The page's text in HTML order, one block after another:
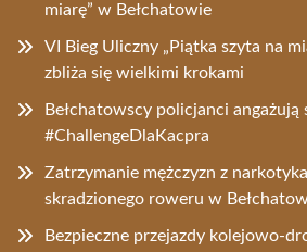
miarę” w Bełchatowie
VI Bieg Uliczny „Piątka szyta na
zbliża się wielkimi krokami
Bełchatowscy policjanci angażują
#ChallengeDlaKacpra
Zatrzymanie mężczyzn z
skradzionego roweru w
Bezpieczne przejazdy kolejowo-